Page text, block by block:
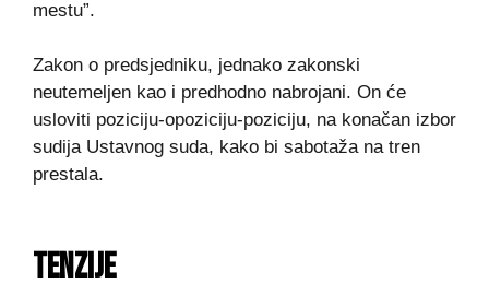
mestu”.
Zakon o predsjedniku, jednako zakonski
neutemeljen kao i predhodno nabrojani. On će
usloviti poziciju-opoziciju-poziciju, na konačan izbor
sudija Ustavnog suda, kako bi sabotaža na tren
prestala.
TENZIJE